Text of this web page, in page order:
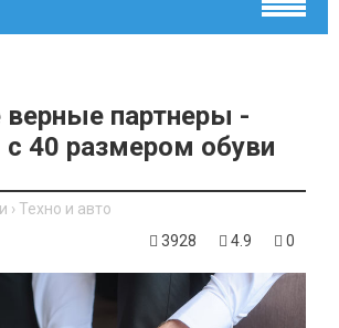
верные партнеры -
40 размером обуви
› Техно и авто
3928 4.9 0